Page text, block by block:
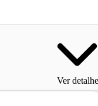
Ver